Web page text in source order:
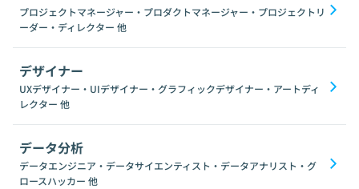
プロジェクトマネージャー・プロダクトマネージャー・プロジェクトリ
ーダー・ディレクター 他
デザイナー
UXデザイナー・UIデザイナー・グラフィックデザイナー・アートディ
レクター 他
データ分析
データエンジニア・データサイエンティスト・データアナリスト・グ
ロースハッカー 他